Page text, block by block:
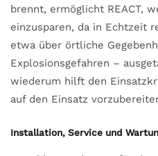
brennt, ermöglicht REACT,
einzusparen, da in Echtzeit
etwa über örtliche
Explosionsgefahren –
wiederum hilft den
auf den Einsatz
Installation, Service und